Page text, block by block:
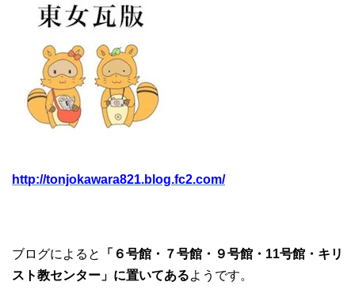
http://tonjokawara821.blog.fc2.com/
ブログによると
「６号館・７号館・９号館・11号館・キリ
スト教センター」に置いてあるようです。